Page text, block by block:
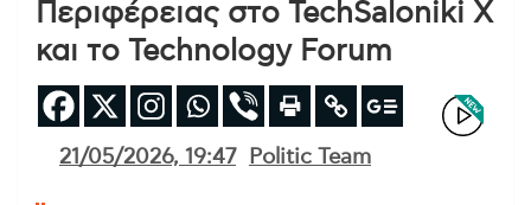
Περιφέρειας στο TechSaloniki X
και το Technology Forum
21/05/2026, 19:47 Politic Team